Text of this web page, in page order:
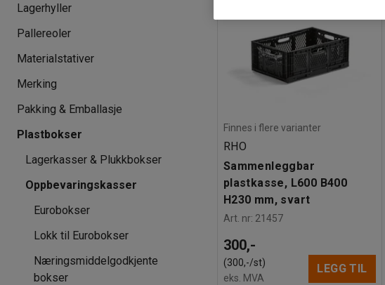
Finnes i flere varianter
RHO
Sammenleggbar
plastkasse, L600 B400
H230 mm, svart
Art. nr: 21457
300,-
(300,-/st)
eks. MVA
LEGG TIL
Lagerhyller
Pallereoler
Materialstativer
Merking
Pakking & Emballasje
Plastbokser
Lagerkasser & Plukkbokser
Oppbevaringskasser
Eurobokser
Lokk til Eurobokser
Næringsmiddelgodkjente
bokser